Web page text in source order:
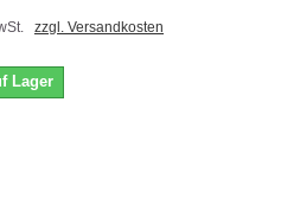
zzgl. Versandkosten
Lager